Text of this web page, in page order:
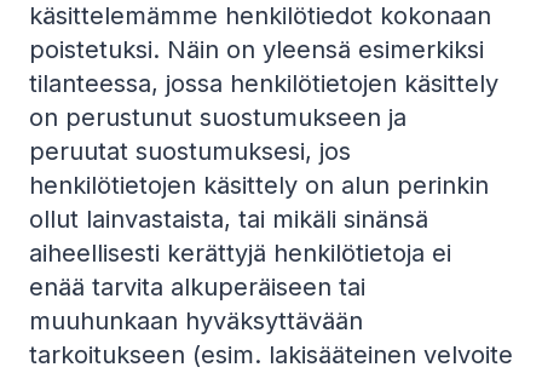
käsittelemämme henkilötiedot kokonaan
poistetuksi. Näin on yleensä esimerkiksi
tilanteessa, jossa henkilötietojen käsittely
on perustunut suostumukseen ja
peruutat suostumuksesi, jos
henkilötietojen käsittely on alun perinkin
ollut lainvastaista, tai mikäli sinänsä
aiheellisesti kerättyjä henkilötietoja ei
enää tarvita alkuperäiseen tai
muuhunkaan hyväksyttävään
tarkoitukseen (esim. lakisääteinen velvoite